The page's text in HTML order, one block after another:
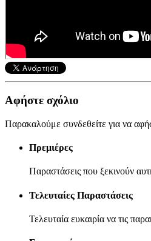
Αφήστε σχόλιο
Παρακαλούμε συνδεθείτε για να
Πρεμιέρες
Παραστάσεις που ξεκινούν
Τελευταίες Παραστάσεις
Τελευταία ευκαιρία να τις